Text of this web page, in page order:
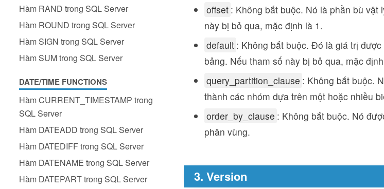
Hàm RAND trong SQL Server
Hàm ROUND trong SQL Server
Hàm SIGN trong SQL Server
Hàm SUM trong SQL Server
DATE/TIME FUNCTIONS
Hàm CURRENT_TIMESTAMP trong
SQL Server
Hàm DATEADD trong SQL Server
Hàm DATEDIFF trong SQL Server
Hàm DATENAME trong SQL Server
Hàm DATEPART trong SQL Server
offset : Không bắt buộc. Nó là phần bù
này bị bỏ qua, mặc định là 1.
default : Không bắt buộc. Đó là giá trị
bảng. Nếu tham số này bị bỏ qua, mặc
query_partition_clause : Không bắt buộc.
thành các nhóm dựa trên một hoặc nhiều
order_by_clause : Không bắt buộc. Nó
phân vùng.
3. Version